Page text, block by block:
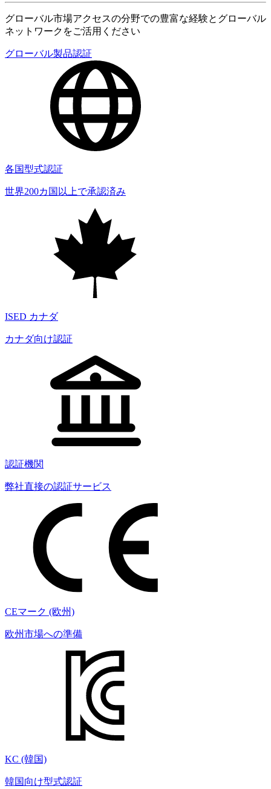
グローバル市場アクセスの分野での豊富な経験とグローバル
ネットワークをご活用ください
グローバル製品認証
各国型式認証
世界200カ国以上で承認済み
ISED カナダ
カナダ向け認証
認証機関
弊社直接の認証サービス
CEマーク (欧州)
欧州市場への準備
KC (韓国)
韓国向け型式認証